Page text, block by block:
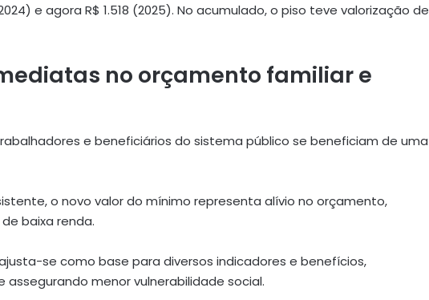
e agora R$ 1.518 (2025). No acumulado, o piso teve valorização de
no orçamento familiar e
e beneficiários do sistema público se beneficiam de uma
o novo valor do mínimo representa alívio no orçamento,
baixa renda.
se como base para diversos indicadores e benefícios,
menor vulnerabilidade social.